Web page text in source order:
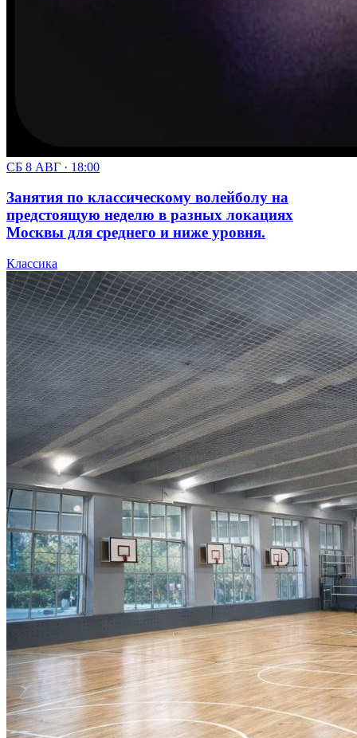
СБ 8 АВГ · 18:00
Занятия по классическому волейболу на
предстоящую неделю в разных локациях
Москвы для среднего и ниже уровня.
Классика